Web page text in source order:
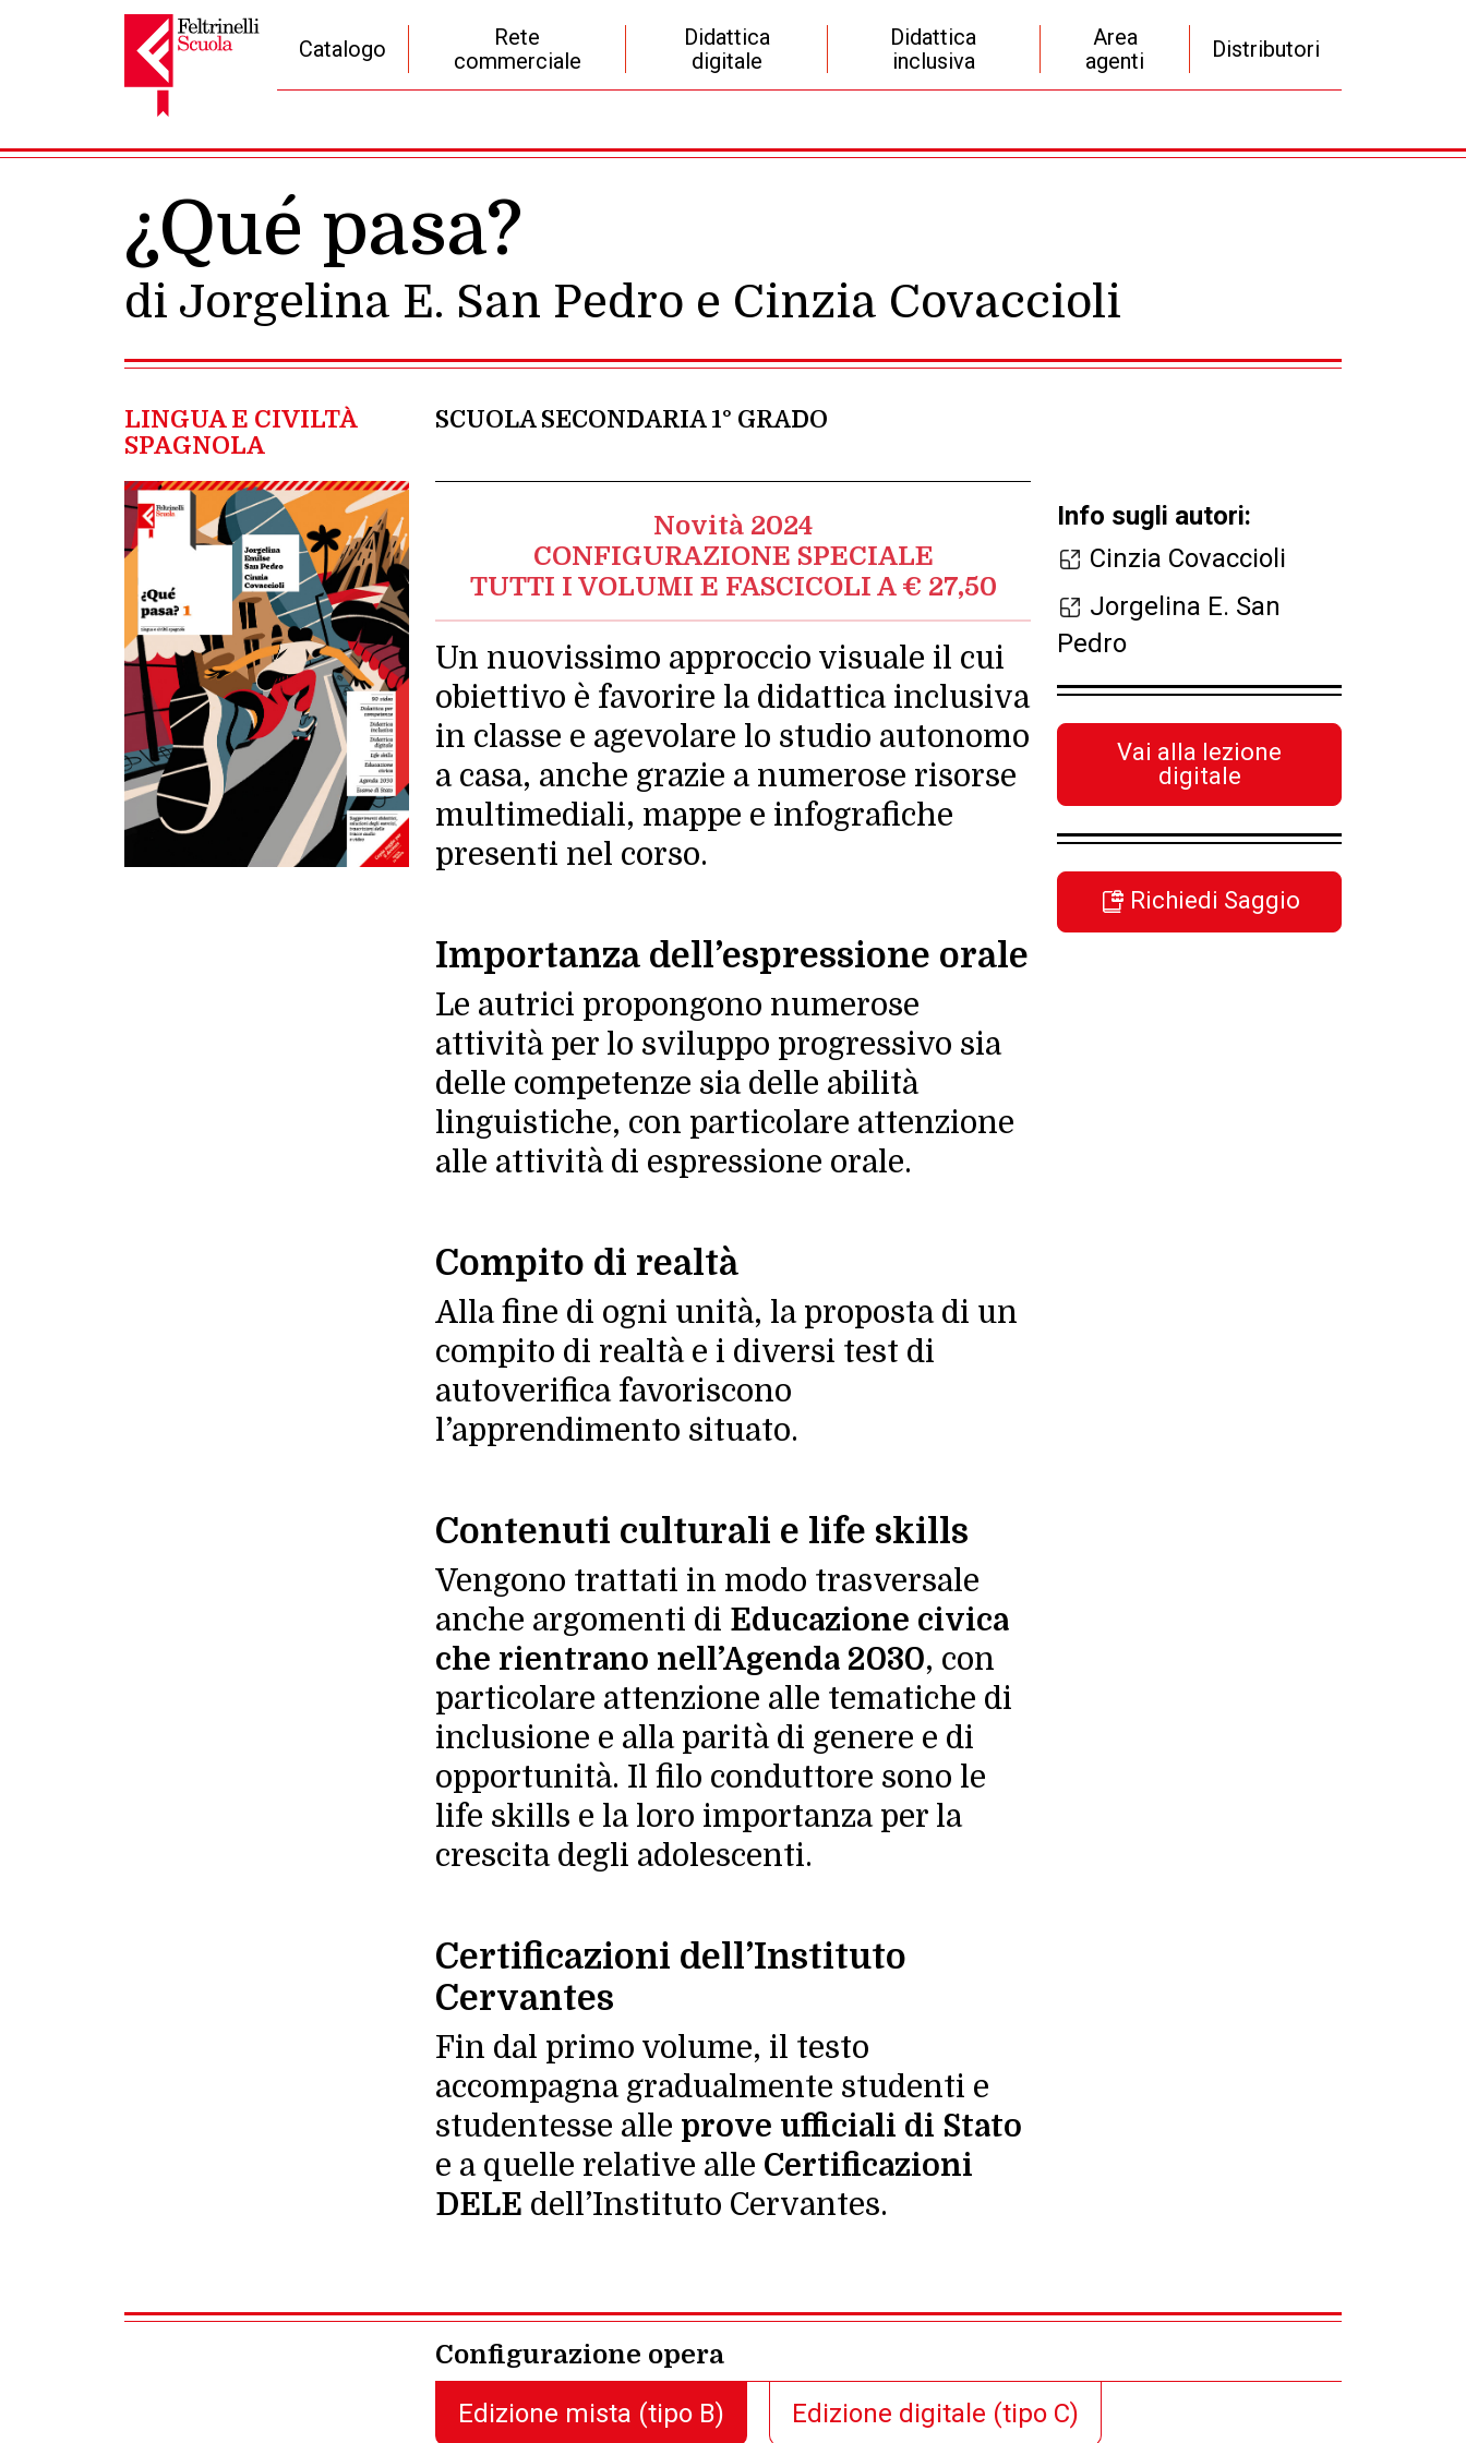
Navigazione principale
Catalogo
Rete
commerciale
Didattica
digitale
Didattica
inclusiva
Area
agenti
Distributori
¿Qué pasa?
di Jorgelina E. San Pedro e Cinzia Covaccioli
LINGUA E CIVILTÀ
SPAGNOLA
SCUOLA SECONDARIA 1° GRADO
Novità 2024
CONFIGURAZIONE SPECIALE
TUTTI I VOLUMI E FASCICOLI A € 27,50
Un nuovissimo approccio visuale il cui
obiettivo è favorire la didattica inclusiva
in classe e agevolare lo studio autonomo
a casa, anche grazie a numerose risorse
multimediali, mappe e infografiche
presenti nel corso.
Importanza dell’espressione orale
Le autrici propongono numerose
attività per lo sviluppo progressivo sia
delle competenze sia delle abilità
linguistiche, con particolare attenzione
alle attività di espressione orale.
Compito di realtà
Alla fine di ogni unità, la proposta di un
compito di realtà e i diversi test di
autoverifica favoriscono
l’apprendimento situato.
Contenuti culturali e life skills
Vengono trattati in modo trasversale
anche argomenti di Educazione civica
che rientrano nell’Agenda 2030, con
particolare attenzione alle tematiche di
inclusione e alla parità di genere e di
opportunità. Il filo conduttore sono le
life skills e la loro importanza per la
crescita degli adolescenti.
Certificazioni dell’Instituto
Cervantes
Fin dal primo volume, il testo
accompagna gradualmente studenti e
studentesse alle prove ufficiali di Stato
e a quelle relative alle Certificazioni
DELE dell’Instituto Cervantes.
Info sugli autori:
Cinzia Covaccioli
Jorgelina E. San
Pedro
Vai alla lezione
digitale
Richiedi Saggio
Configurazione opera
Edizione mista (tipo B) Edizione digitale (tipo C)